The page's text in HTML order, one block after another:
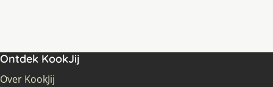
Ontdek KookJij
Over KookJij